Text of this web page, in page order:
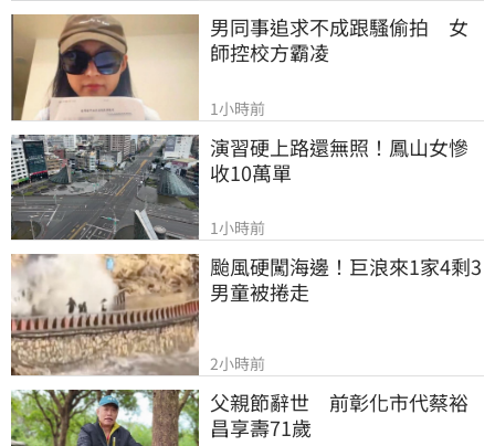
男同事追求不成跟騷偷拍　女
師控校方霸凌
1小時前
演習硬上路還無照！鳳山女慘
收10萬單
1小時前
颱風硬闖海邊！巨浪來1家4剩3
男童被捲走
2小時前
父親節辭世　前彰化市代蔡裕
昌享壽71歲